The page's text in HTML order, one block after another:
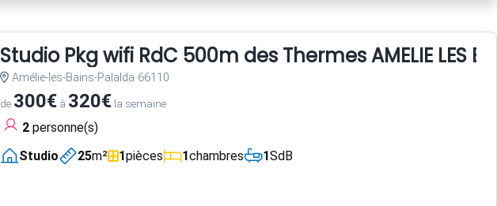
Studio Pkg wifi RdC 500m des Thermes AMELIE LES
Amélie-les-Bains-Palalda 66110
de 300€à 320€la semaine
2personne(s)
Studio
25m² 1pièces 1chambres 1SdB